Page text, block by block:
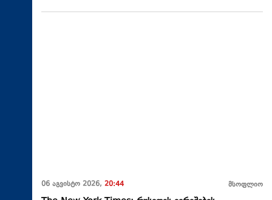
06 აგვისტო 2026, 20:44 მსოფლიო